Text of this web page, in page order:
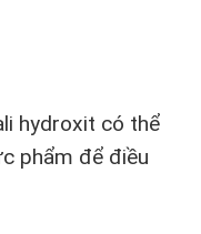
hydroxit có thể
phẩm để điều